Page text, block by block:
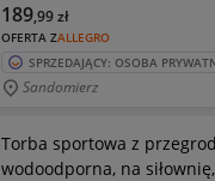
OFERTA ZALLEGRO
189,99zł
SPRZEDAJĄCY: OSOBA
Sandomierz
Torba sportowa z
wodoodporna, na